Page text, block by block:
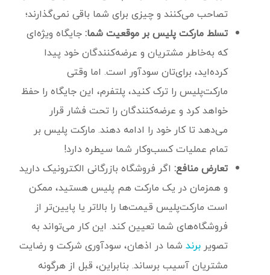
تصاحب می‌کنند و چیزی برای شما باقی نمی‌گذارند؛
تسلط مارکت پلیس بر موقعیت شما:جایگاه ویژه‌ای
که به‌خاطر مشتریان و عرضه‌کنندگان خود پیدا
کرده‌اید، برای‌تان سودآور است. اما وقتی
مارکت‌پلیس را ترک کنید، پلتفرم، این جایگاه را حفظ
خواهد کرد و عرضه‌کنندگان را تحت فشار قرار
می‌دهد تا کار خود را ادامه دهند. مارکت پلیس بر
تمام عملیات کسب‌وکار شما سیطره دارد!
تعارض منافع: اگر فروشگاه بازرگانی الکترونیک دارید
و همزمان در یک مارکت هم پلیس هستید، ممکن
است مارکت‌پلیس قیمت‌ها را بالاتر یا پایین‌تر از
فروشگاه‌های شما تعیین کند. این کار می‌تواند به
تصویر برند شما در اذهان، سودآوری شرکت و رضایت
مشتریان آسیب برساند. بنابراین، قبل از هرگونه